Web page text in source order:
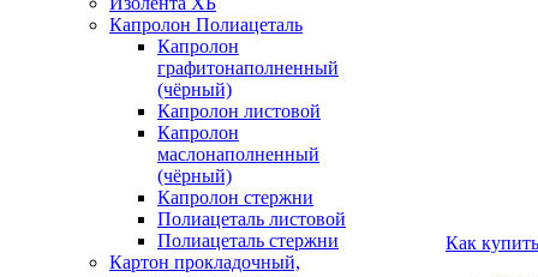
Капролон Полиацеталь
Капролон
графитонаполненный
(чёрный)
Капролон листовой
Капролон
маслонаполненный
(чёрный)
Капролон стержни
Полиацеталь листовой
Полиацеталь стержни
Картон прокладочный,
Как купить